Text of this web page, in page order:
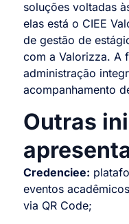
soluções voltadas
elas está o CIEE
de gestão de
com a Valorizza. A
administração
acompanhamento
Outras
Credenciee:
eventos
via QR Code;